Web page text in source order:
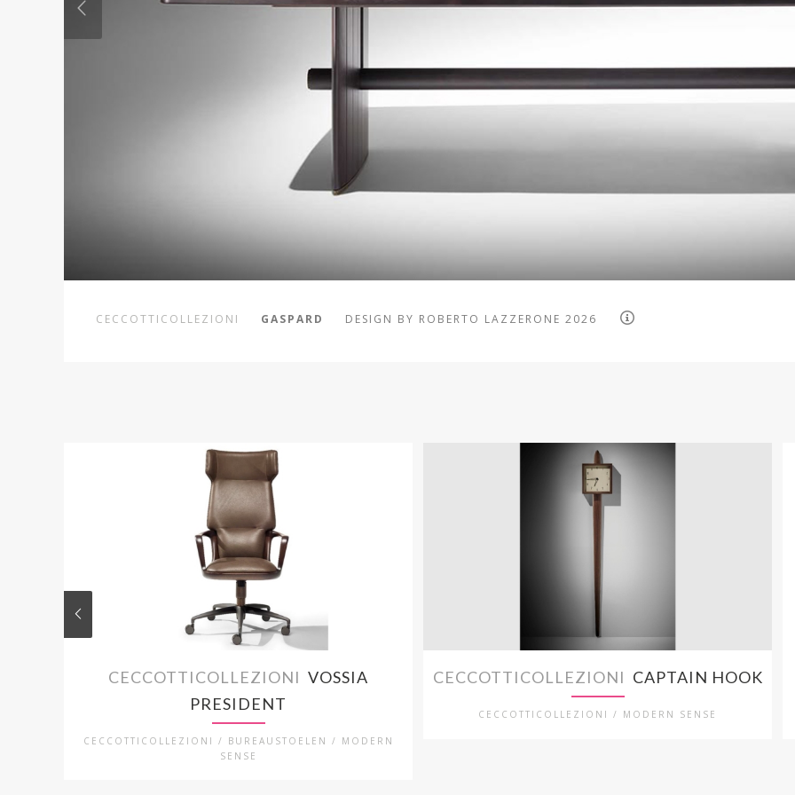
CECCOTTICOLLEZIONI GASPARD DESIGN BY ROBERTO LAZZERONE 2026
CECCOTTICOLLEZIONI VOSSIA
PRESIDENT
CECCOTTICOLLEZIONI / BUREAUSTOELEN / MODERN
SENSE
CECCOTTICOLLEZIONI CAPTAIN HOOK
CECCOTTICOLLEZIONI / MODERN SENSE